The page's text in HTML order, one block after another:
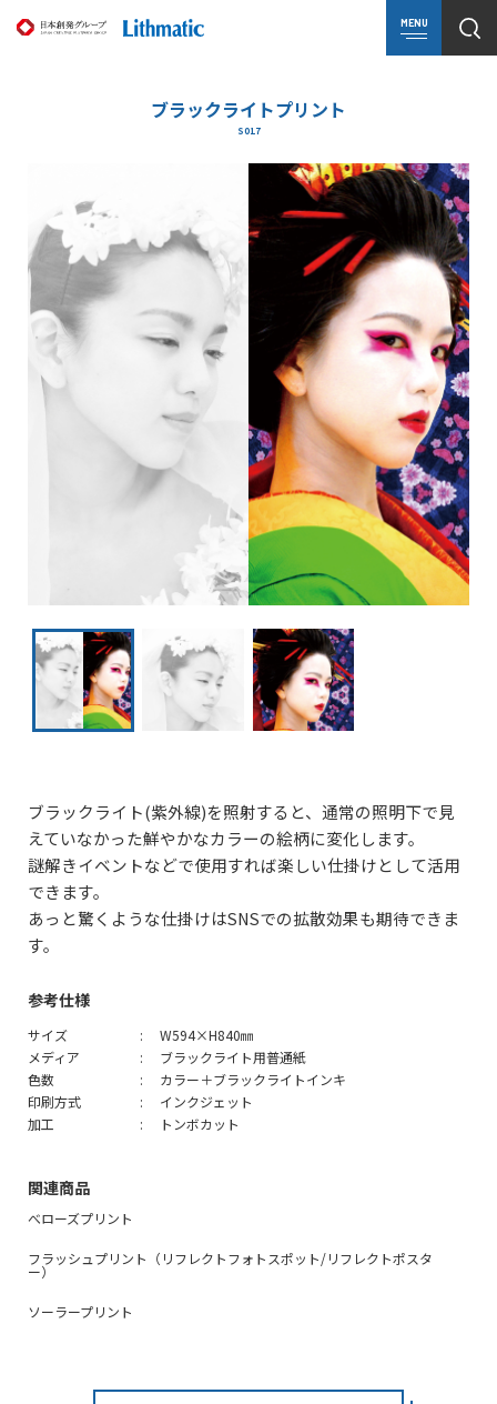
MENU
ブラックライトプリント
S017
ブラックライト(紫外線)を照射すると、通常の照明下で見
えていなかった鮮やかなカラーの絵柄に変化します。
謎解きイベントなどで使用すれば楽しい仕掛けとして活用
できます。
あっと驚くような仕掛けはSNSでの拡散効果も期待できま
す。
参考仕様
サイズ
W594×H840㎜
メディア
ブラックライト用普通紙
色数
カラー＋ブラックライトインキ
印刷方式
インクジェット
加工
トンボカット
関連商品
べローズプリント
フラッシュプリント（リフレクトフォトスポット/リフレクトポスタ
ー）
ソーラープリント